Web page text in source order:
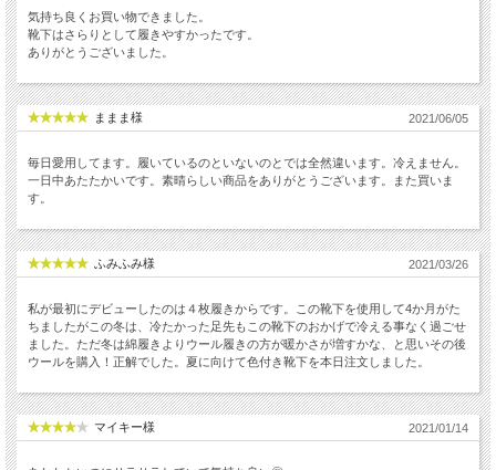
気持ち良くお買い物できました。
靴下はさらりとして履きやすかったです。
ありがとうございました。
ままま様 2021/06/05
毎日愛用してます。履いているのといないのとでは全然違います。冷えません。
一日中あたたかいです。素晴らしい商品をありがとうございます。また買いま
す。
ふみふみ様 2021/03/26
私が最初にデビューしたのは４枚履きからです。この靴下を使用して4か月がた
ちましたがこの冬は、冷たかった足先もこの靴下のおかげで冷える事なく過ごせ
ました。ただ冬は綿履きよりウール履きの方が暖かさが増すかな、と思いその後
ウールを購入！正解でした。夏に向けて色付き靴下を本日注文しました。
マイキー様 2021/01/14